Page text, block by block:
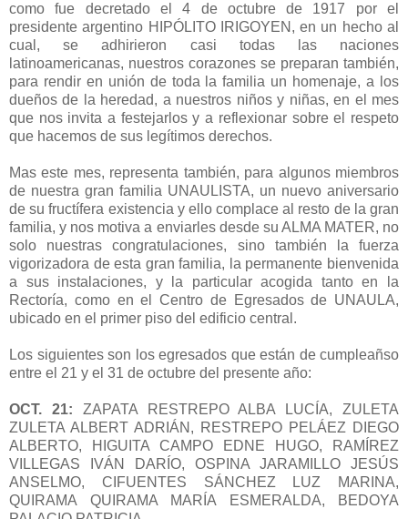
como fue decretado el 4 de octubre de 1917 por el
presidente argentino HIPÓLITO IRIGOYEN, en un hecho al
cual, se adhirieron casi todas las naciones
latinoamericanas, nuestros corazones se preparan también,
para rendir en unión de toda la familia un homenaje, a los
dueños de la heredad, a nuestros niños y niñas, en el mes
que nos invita a festejarlos y a reflexionar sobre el respeto
que hacemos de sus legítimos derechos.
Mas este mes, representa también, para algunos miembros
de nuestra gran familia UNAULISTA, un nuevo aniversario
de su fructífera existencia y ello complace al resto de la gran
familia, y nos motiva a enviarles desde su ALMA MATER, no
solo nuestras congratulaciones, sino también la fuerza
vigorizadora de esta gran familia, la permanente bienvenida
a sus instalaciones, y la particular acogida tanto en la
Rectoría, como en el Centro de Egresados de UNAULA,
ubicado en el primer piso del edificio central.
Los siguientes son los egresados que están de cumpleañso
entre el 21 y el 31 de octubre del presente año:
OCT. 21: ZAPATA RESTREPO ALBA LUCÍA, ZULETA
ZULETA ALBERT ADRIÁN, RESTREPO PELÁEZ DIEGO
ALBERTO, HIGUITA CAMPO EDNE HUGO, RAMÍREZ
VILLEGAS IVÁN DARÍO, OSPINA JARAMILLO JESÚS
ANSELMO, CIFUENTES SÁNCHEZ LUZ MARINA,
QUIRAMA QUIRAMA MARÍA ESMERALDA, BEDOYA